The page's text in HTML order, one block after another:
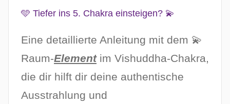
🩵 Tiefer ins 5. Chakra einsteigen? 💫
Eine detaillierte Anleitung mit dem 💫
Raum-Elementim Vishuddha-Chakra,
die dir hilft dir deine authentische
Ausstrahlung und